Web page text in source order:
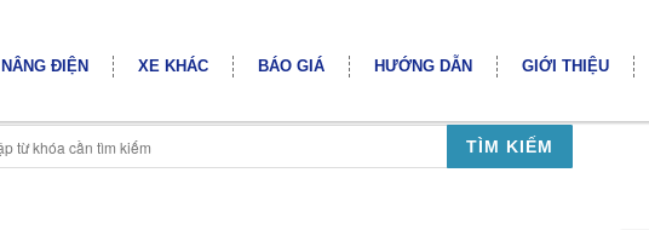
ĐIỆN XE KHÁC BÁO GIÁ HƯỚNG DẪN GIỚI THIỆU
TÌM KIẾM